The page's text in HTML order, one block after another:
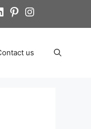
Pinterest
Instagram
us